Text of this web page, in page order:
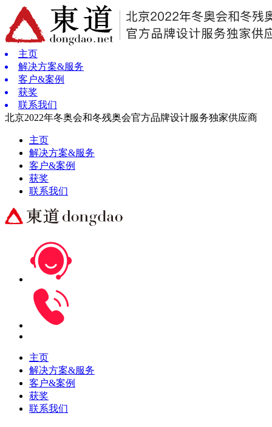
主页
解决方案&服务
客户&案例
获奖
联系我们
北京2022年冬奥会和冬残奥会官方品牌设计服务独家供应商
主页
解决方案&服务
客户&案例
获奖
联系我们
主页
解决方案&服务
客户&案例
获奖
联系我们